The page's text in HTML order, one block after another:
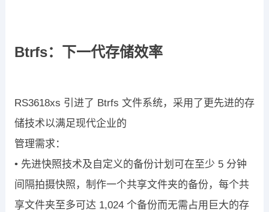
Btrfs：下一代存储效率
RS3618xs 引进了 Btrfs 文件系统，采用了更先进的存
储技术以满足现代企业的
管理需求：
• 先进快照技术及自定义的备份计划可在至少 5 分钟
间隔拍摄快照，制作一个共享文件夹的备份，每个共
享文件夹至多可达 1,024 个备份而无需占用 巨大的存